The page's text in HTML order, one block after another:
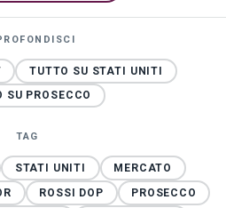
TUTTO SU STATI UNITI
SU PROSECCO
TAG
STATI UNITI
MERCATO
ROSSI DOP
PROSECCO